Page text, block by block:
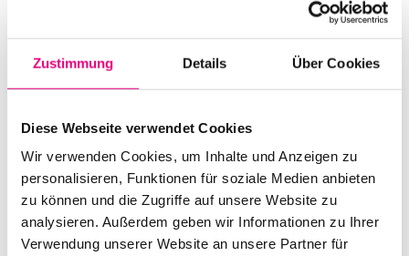
Zustimmung Details Über Cookies
Diese Webseite verwendet Cookies
Wir verwenden Cookies, um Inhalte und Anzeigen zu
personalisieren, Funktionen für soziale Medien anbieten
zu können und die Zugriffe auf unsere Website zu
analysieren. Außerdem geben wir Informationen zu Ihrer
Verwendung unserer Website an unsere Partner für
Angelika Niescier: as
Advance ticket price: €20
Box office: €25
Nationality: Germany
Mark Twain Center: Römerstraße166, Heidelberg